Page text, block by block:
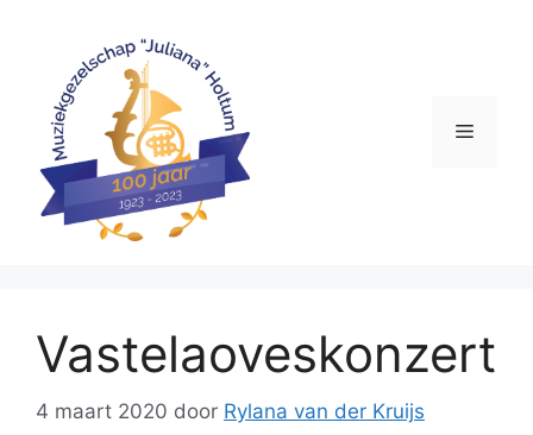
inhoud
Menu
Vastelaoveskonzert
4 maart 2020 door Rylana van der Kruijs